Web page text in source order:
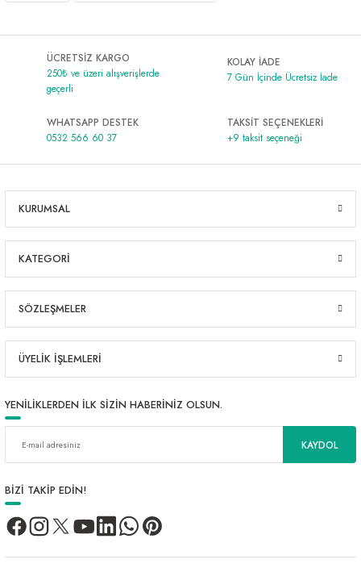
ÜCRETSİZ KARGO
250₺ ve üzeri alışverişlerde
geçerli
KOLAY İADE
7 Gün İçinde Ücretsiz İade
WHATSAPP DESTEK
0532 566 60 37
TAKSİT SEÇENEKLERİ
+9 taksit seçeneği
KURUMSAL
KATEGORİ
SÖZLEŞMELER
ÜYELİK İŞLEMLERİ
YENİLİKLERDEN İLK SİZİN HABERİNİZ OLSUN.
KAYDOL
BİZİ TAKİP EDİN!